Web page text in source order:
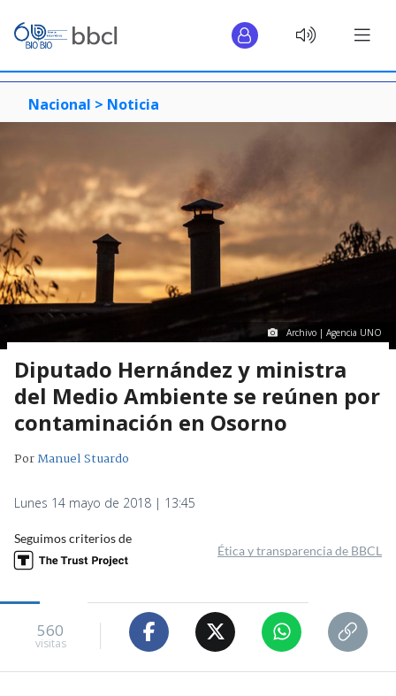
Nacional > Noticia
Archivo | Agencia UNO
Diputado Hernández y ministra
del Medio Ambiente se reúnen por
contaminación en Osorno
PorManuel Stuardo
Lunes 14 mayo de 2018 | 13:45
Seguimos criterios de
Ética y transparencia de BBCL
560
visitas